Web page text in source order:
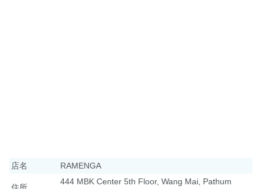
店名 RAMENGA
444 MBK Center 5th Floor, Wang Mai, Pathum